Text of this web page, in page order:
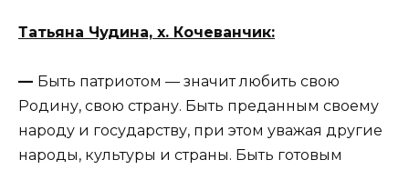
Татьяна Чудина, х. Кочеванчик:
— Быть патриотом — значит любить свою
Родину, свою страну. Быть преданным своему
народу и государству, при этом уважая другие
народы, культуры и страны. Быть готовым